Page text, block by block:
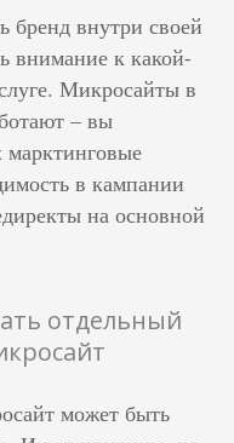
бренд внутри своей
внимание к какой-
Микросайты в
– вы
марктинговые
в кампании
на основной
отдельный
может быть